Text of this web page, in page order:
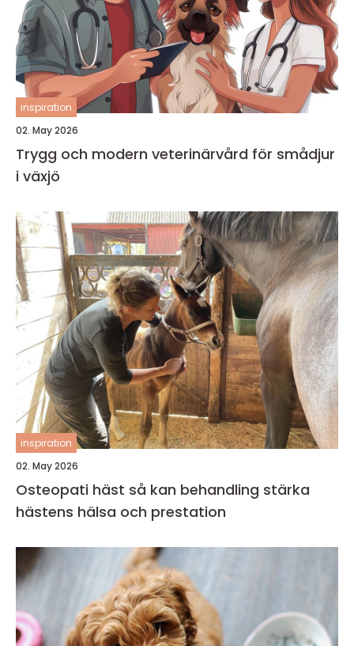
inspiration
02. May 2026
Trygg och modern veterinärvård för smådjur
i växjö
inspiration
02. May 2026
Osteopati häst så kan behandling stärka
hästens hälsa och prestation